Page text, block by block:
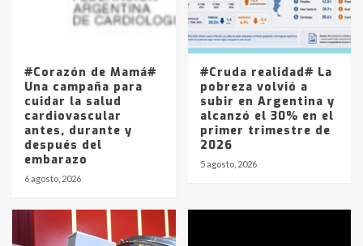
Los precios de los combustibles en
La Pampa, desde YPF hasta Axion
entre 857 a 1338 pesos
#Corazón de Mamá#
Una campaña para
cuidar la salud
cardiovascular
antes, durante y
después del
embarazo
6 agosto, 2026
#Cruda realidad# La
pobreza volvió a
subir en Argentina y
alcanzó el 30% en el
primer trimestre de
2026
5 agosto, 2026